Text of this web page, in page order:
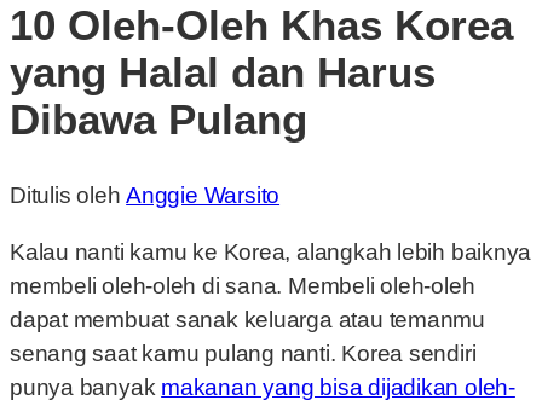
10 Oleh-Oleh Khas Korea
yang Halal dan Harus
Dibawa Pulang
Ditulis olehAnggie Warsito
Kalau nanti kamu ke Korea, alangkah lebih baiknya
membeli oleh-oleh di sana. Membeli oleh-oleh
dapat membuat sanak keluarga atau temanmu
senang saat kamu pulang nanti. Korea sendiri
punya banyak makanan yang bisa dijadikan oleh-